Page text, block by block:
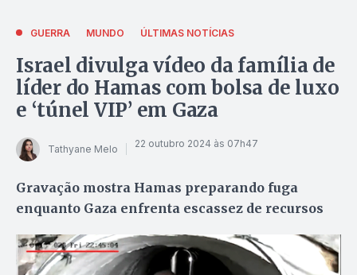
GUERRA MUNDO ÚLTIMAS NOTÍCIAS
Israel divulga vídeo da família de
líder do Hamas com bolsa de luxo
e ‘túnel VIP’ em Gaza
Tathyane Melo 22 outubro 2024 às 07h47
Gravação mostra Hamas preparando fuga
enquanto Gaza enfrenta escassez de recursos